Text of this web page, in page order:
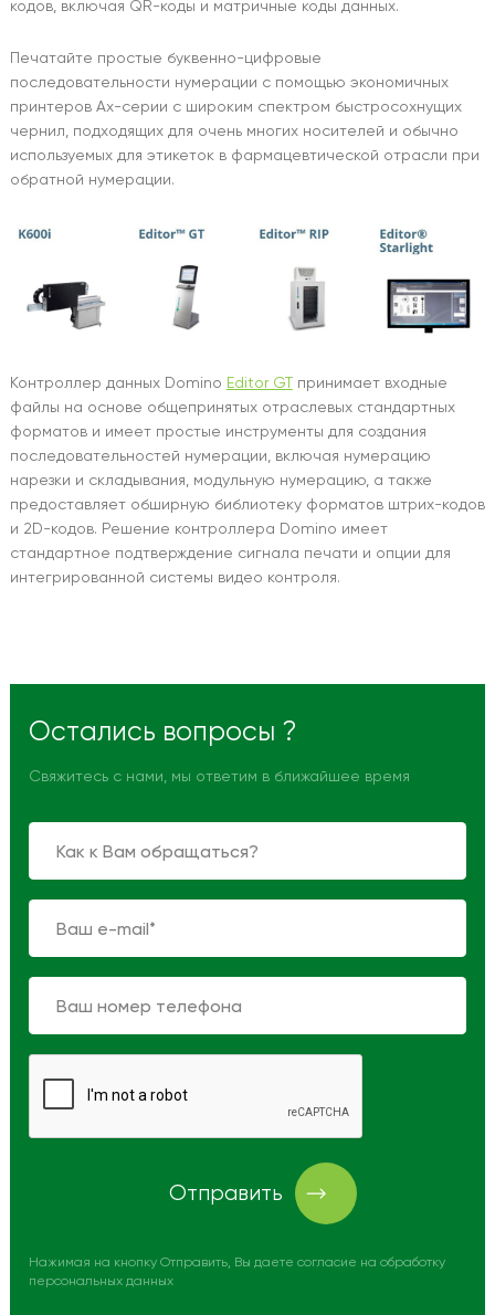
кодов, включая QR-коды и матричные коды данных.
Печатайте простые буквенно-цифровые
последовательности нумерации с помощью экономичных
принтеров Ax-серии с широким спектром быстросохнущих
чернил, подходящих для очень многих носителей и обычно
используемых для этикеток в фармацевтической отрасли при
обратной нумерации.
Контроллер данных Domino Editor GTпринимает входные
файлы на основе общепринятых отраслевых стандартных
форматов и имеет простые инструменты для создания
последовательностей нумерации, включая нумерацию
нарезки и складывания, модульную нумерацию, а также
предоставляет обширную библиотеку форматов штрих-кодов
и 2D-кодов. Решение контроллера Domino имеет
стандартное подтверждение сигнала печати и опции для
интегрированной системы видео контроля.
Остались вопросы ?
Свяжитесь с нами, мы ответим в ближайшее время
Отправить
Нажимая на кнопку Отправить, Вы даете согласие на обработку
персональных данных